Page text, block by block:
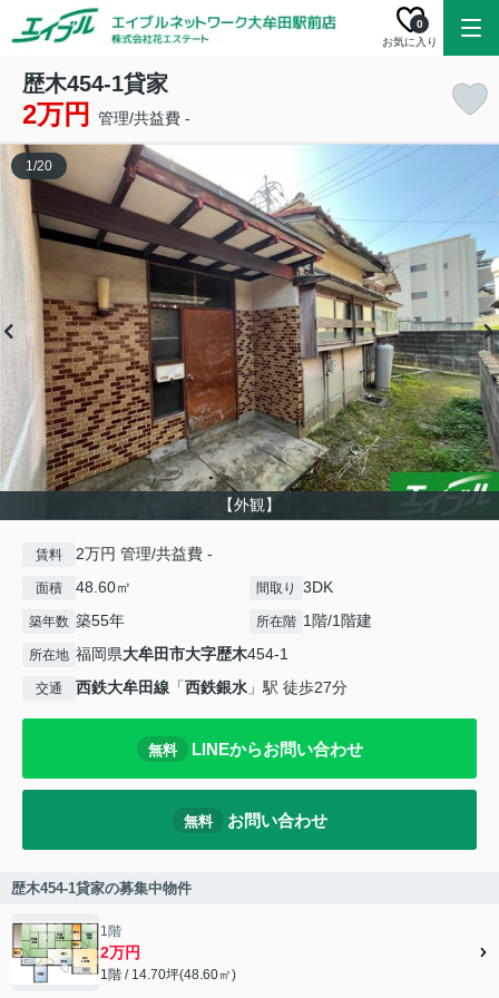
お気に入り
0
歴木454-1貸家
2万円 管理/共益費 -
【外観】
1/20
賃料 2万円 管理/共益費 -
面積 48.60㎡ 間取り 3DK
築年数 築55年 所在階 1階/1階建
所在地 福岡県大牟田市大字歴木454-1
交通 西鉄大牟田線 「西鉄銀水 」駅 徒歩27分
無料 LINEからお問い合わせ
無料 お問い合わせ
歴木454-1貸家の募集中物件
1階
2万円
1階 / 14.70坪(48.60㎡)